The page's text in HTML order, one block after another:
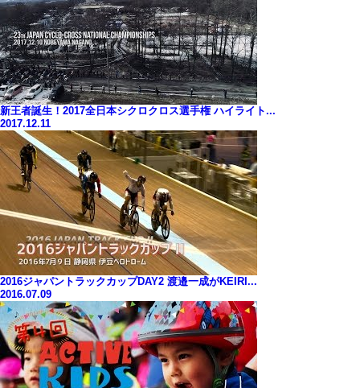
新王者誕生！2017全日本シクロクロス選手権 ハイライト...
2017.12.11
2016ジャパントラックカップDAY2 渡邉一成がKEIRI...
2016.07.09